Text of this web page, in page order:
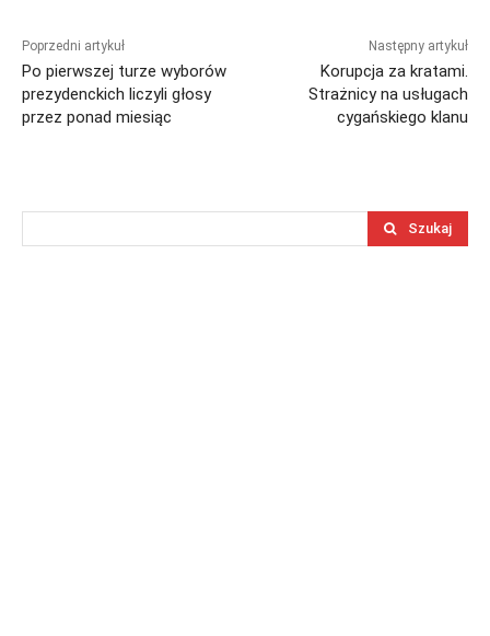
Poprzedni artykuł
Po pierwszej turze wyborów
prezydenckich liczyli głosy
przez ponad miesiąc
Następny artykuł
Korupcja za kratami.
Strażnicy na usługach
cygańskiego klanu
Szukaj